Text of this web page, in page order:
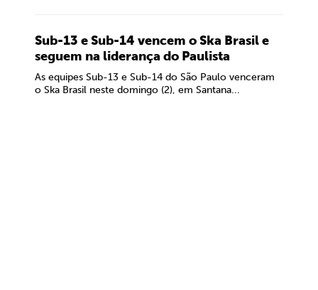
Sub-13 e Sub-14 vencem o Ska Brasil e
seguem na liderança do Paulista
As equipes Sub-13 e Sub-14 do São Paulo venceram
o Ska Brasil neste domingo (2), em Santana...